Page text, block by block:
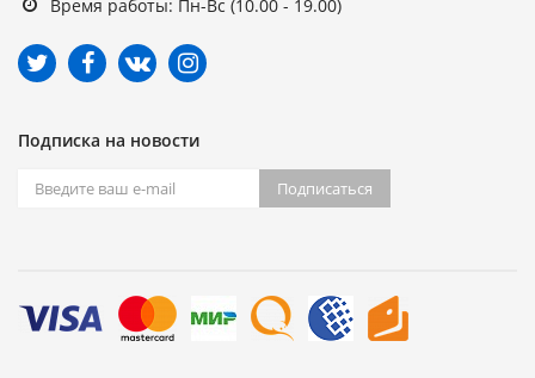
Время работы: Пн-Вс (10.00 - 19.00)
Подписка на новости
Подписаться